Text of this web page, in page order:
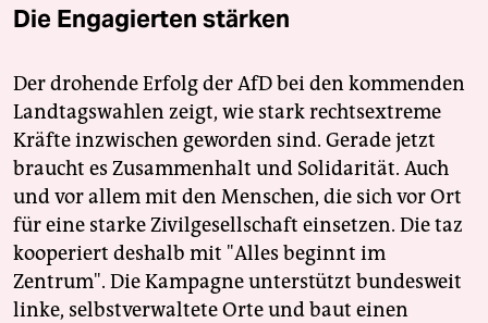
Die Engagierten stärken
Der drohende Erfolg der AfD bei den kommenden
Landtagswahlen zeigt, wie stark rechtsextreme
Kräfte inzwischen geworden sind. Gerade jetzt
braucht es Zusammenhalt und Solidarität. Auch
und vor allem mit den Menschen, die sich vor Ort
für eine starke Zivilgesellschaft einsetzen. Die taz
kooperiert deshalb mit "Alles beginnt im
Zentrum". Die Kampagne unterstützt bundesweit
linke, selbstverwaltete Orte und baut einen